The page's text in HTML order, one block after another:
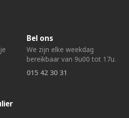
Bel ons
We zijn elke weekdag
bereikbaar van 9u00 tot 17u.
015 42 30 31